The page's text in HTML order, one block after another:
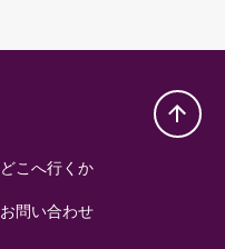
どこへ行くか
お問い合わせ